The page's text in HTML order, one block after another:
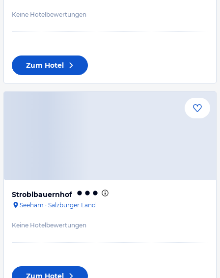
Keine Hotelbewertungen
Zum Hotel
Stroblbauernhof
Seeham · Salzburger Land
Keine Hotelbewertungen
Zum Hotel